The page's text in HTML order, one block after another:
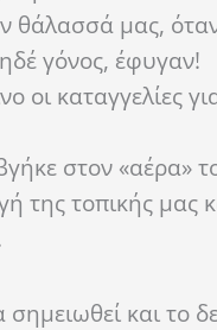
θάλασσά μας,
γόνος, έφυγαν!
οι καταγγελίες
στον «αέρα»
της τοπικής
σημειωθεί και το